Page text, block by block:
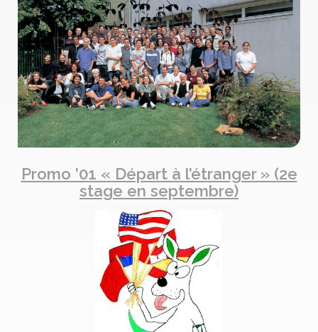
Promo ’01 « Départ à l’étranger » (2e
stage en septembre)